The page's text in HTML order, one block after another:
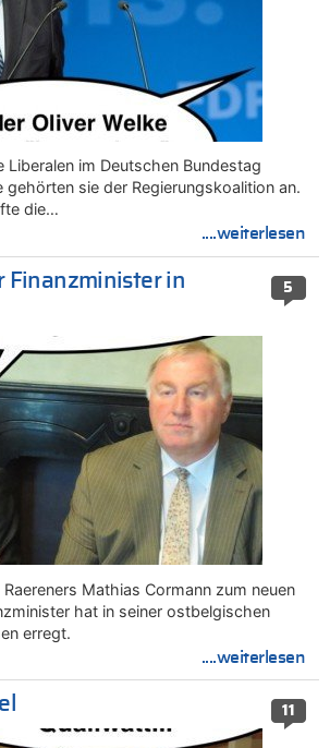
Liberalen im Deutschen Bundestag
sie der Regierungskoalition an.
die…
....weiterlesen
5
Finanzminister in
Raereners Mathias Cormann zum neuen
hat in seiner ostbelgischen
erregt.
....weiterlesen
11